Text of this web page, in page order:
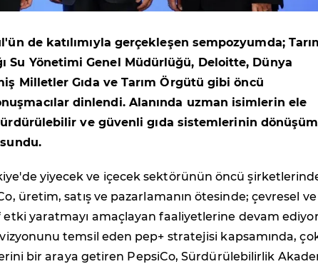
de katılımıyla gerçekleşen sempozyumda;
Su Yönetimi Genel Müdürlüğü, Deloitte, Dünya
Milletler Gıda ve Tarım Örgütü gibi öncü
dinlendi. Alanında uzman isimlerin ele
ve güvenli gıda sistemlerinin
yiyecek ve içecek sektörünün öncü
üretim, satış ve pazarlamanın ötesinde; çevresel ve
yaratmayı amaçlayan faaliyetlerine devam
temsil eden pep+ stratejisi kapsamında,
bir araya getiren PepsiCo, Sürdürülebilirlik